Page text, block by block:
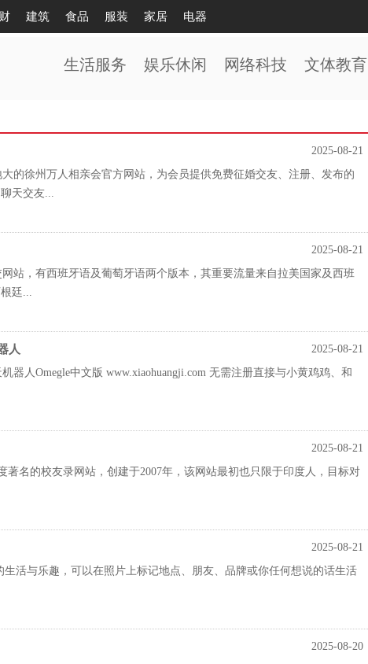
建筑 食品 服装 家居 电器
生活服务 娱乐休闲 网络科技 文体教育
2025-08-21
的徐州万人相亲会官方网站，为会员提供免费征婚交友、注册、发布的
天交友...
2025-08-21
站，有西班牙语及葡萄牙语两个版本，其重要流量来自拉美国家及西班
廷...
人
2025-08-21
器人Omegle中文版 www.xiaohuangji.com 无需注册直接与小黄鸡鸡、和
2025-08-21
著名的校友录网站，创建于2007年，该网站最初也只限于印度人，目标对
2025-08-21
生活与乐趣，可以在照片上标记地点、朋友、品牌或你任何想说的话生活
2025-08-20